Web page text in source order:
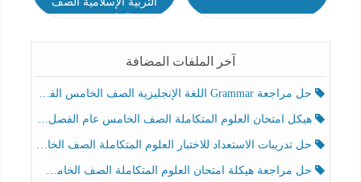
آخر الملفات المضافة
حل مراجعة Grammar اللغة الإنجليزية الصف الخامس الفصل الثالث
هيكل امتحان العلوم المتكاملة الصف الخامس عام الفصل الدراسي الثالث 2025-2026
حل تدريبات الاستعداد للاختبار العلوم المتكاملة الصف الخامس عام الفصل الثالث
حل مراجعة هيكلة امتحان العلوم المتكاملة الصف الخامس انسبير الفصل الثالث